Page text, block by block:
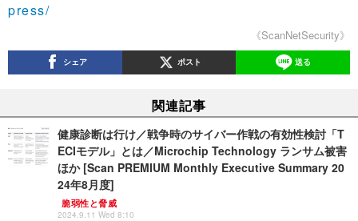
press/
《ScanNetSecurity》
シェア ポスト 送る
関連記事
健康診断は行け／戦争時のサイバー作戦の有効性検討「T
ECIモデル」とは／Microchip Technology ランサム被害
ほか [Scan PREMIUM Monthly Executive Summary 20
24年8月度]
脆弱性と脅威
2024.9.11 Wed 8:10